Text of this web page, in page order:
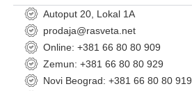
Autoput 20, Lokal 1A
prodaja@rasveta.net
Online: +381 66 80 80 909
Zemun: +381 66 80 80 929
Novi Beograd: +381 66 80 80 919